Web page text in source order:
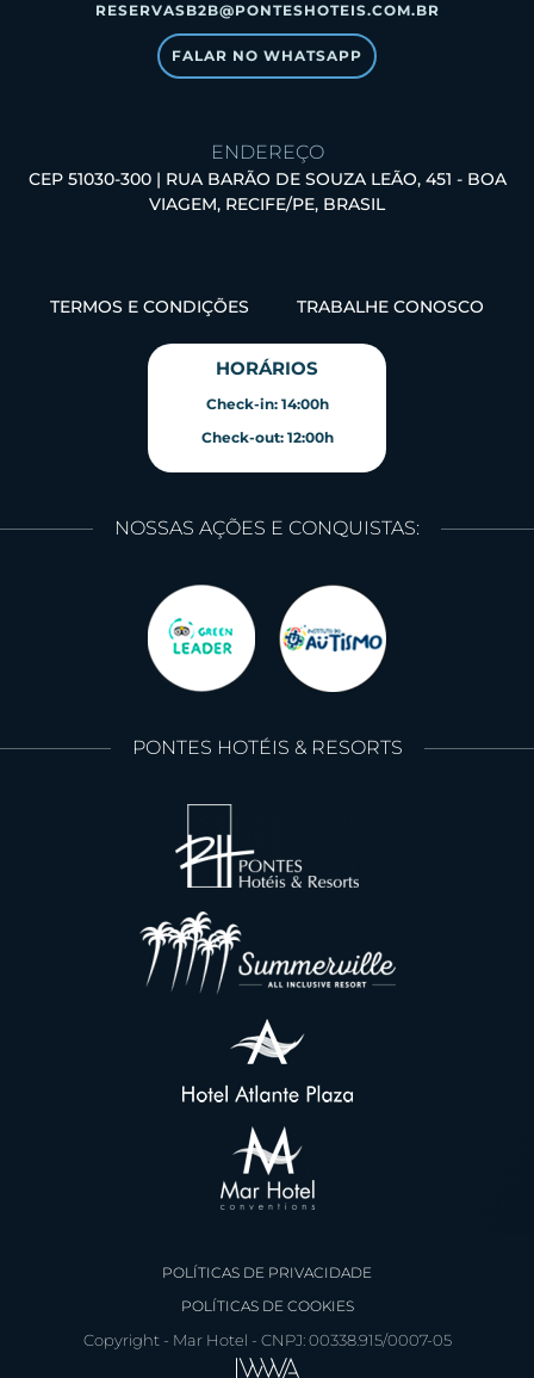
Faça sua reserva
RESERVASB2B@PONTESHOTEIS.COM.BR
FALAR NO WHATSAPP
ENDEREÇO
CEP 51030-300 | RUA BARÃO DE SOUZA LEÃO, 451 - BOA
VIAGEM, RECIFE/PE, BRASIL
TERMOS E CONDIÇÕES TRABALHE CONOSCO
HORÁRIOS
Check-in: 14:00h
Check-out: 12:00h
NOSSAS AÇÕES E CONQUISTAS:
PONTES HOTÉIS & RESORTS
POLÍTICAS DE PRIVACIDADE
POLÍTICAS DE COOKIES
Copyright - Mar Hotel - CNPJ: 00338.915/0007-05